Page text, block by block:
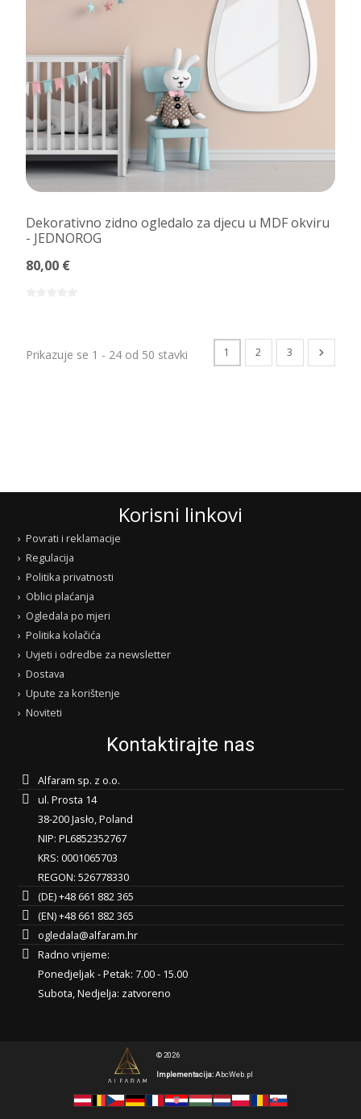
Dekorativno zidno ogledalo za djecu u MDF okviru
- JEDNOROG
80,00 €
Prikazuje se 1 - 24 od 50 stavki 1 2 3
Korisni linkovi
Povrati i reklamacije
Regulacija
Politika privatnosti
Oblici plaćanja
Ogledala po mjeri
Politika kolačića
Uvjeti i odredbe za newsletter
Dostava
Upute za korištenje
Noviteti
Kontaktirajte nas
Alfaram sp. z o.o.
ul. Prosta 14
38-200 Jasło, Poland
NIP: PL6852352767
KRS: 0001065703
REGON: 526778330
(DE) +48 661 882 365
(EN) +48 661 882 365
ogledala@alfaram.hr
Radno vrijeme:
Ponedjeljak - Petak: 7.00 - 15.00
Subota, Nedjelja: zatvoreno
© 2026
Implementacija:AbcWeb.pl